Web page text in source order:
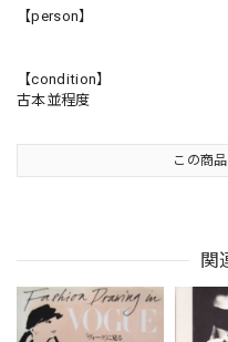
【person】
【condition】
古本並程度
この商
関